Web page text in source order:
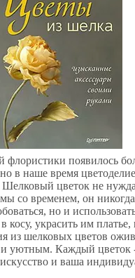
флористики появилось
в наше время
Шелковый цветок не
со временем, он
но и
косу, украсить им платье,
из шелковых цветов
и уютным. Каждый цветок
и ваша